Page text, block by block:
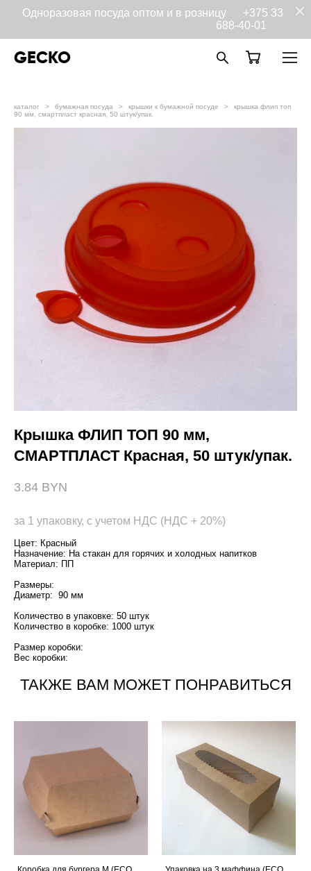
Одноразовая посуда оптом и в розницу +375 33
688-40-01
GECKO
каталог > бумажная посуда > крышки к бумажной посуде >
крышка флип топ
90 мм, смартпласт красная, 50 штук/упак.
Крышка ФЛИП ТОП 90 мм,
СМАРТПЛАСТ Красная, 50 штук/упак.
3.84 BYN
за 1 упаковку, с учетом НДС (НДС + 20%)
Цвет: Красный
Назначение: На стакан для горячих и холодных напитков
Материал: ПП
Размеры:
Диаметр: 90 мм
Количество в упаковке: 50 штук
Количество в коробке: 1000 штук
Размер коробки:
Вес коробки:
ТАКЖЕ ВАМ МОЖЕТ ПОНРАВИТЬСЯ